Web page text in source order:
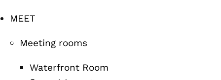
MEET
Meeting rooms
Waterfront Room